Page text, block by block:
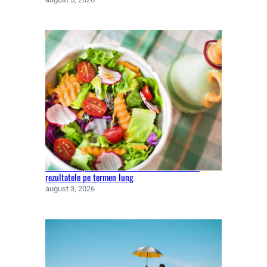
Dieta keto pentru slăbit. Cât de eficiente sunt
rezultatele pe termen lung
august 3, 2026